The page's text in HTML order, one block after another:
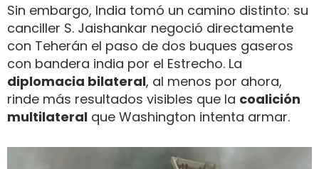
Sin embargo, India tomó un camino distinto: su
canciller S. Jaishankar negoció directamente
con Teherán el paso de dos buques gaseros
con bandera india por el Estrecho. La
diplomacia bilateral, al menos por ahora,
rinde más resultados visibles que la coalición
multilateral que Washington intenta armar.